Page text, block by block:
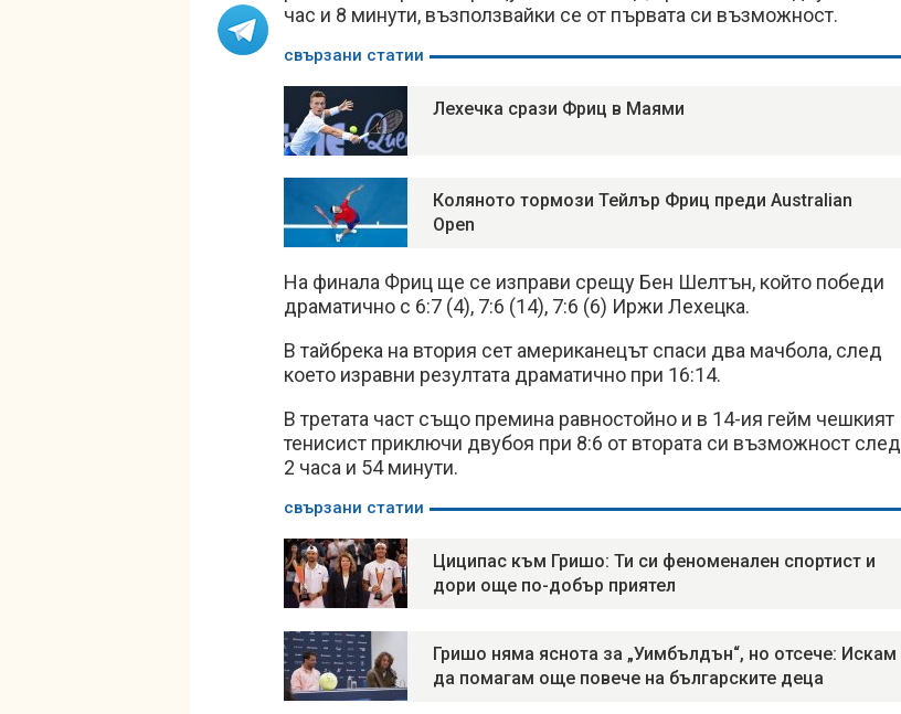
час и 8 минути, възползвайки се от първата си възможност.
свързани статии
Лехечка срази Фриц в Маями
Коляното тормози Тейлър Фриц преди Australian
Open
На финала Фриц ще се изправи срещу Бен Шелтън, който победи
драматично с 6:7 (4), 7:6 (14), 7:6 (6) Иржи Лехецка.
В тайбрека на втория сет американецът спаси два мачбола, след
което изравни резултата драматично при 16:14.
В третата част също премина равностойно и в 14-ия гейм чешкият
тенисист приключи двубоя при 8:6 от втората си възможност след
2 часа и 54 минути.
свързани статии
Циципас към Гришо: Ти си феноменален спортист и
дори още по-добър приятел
Гришо няма яснота за „Уимбълдън“, но отсече: Искам
да помагам още повече на българските деца